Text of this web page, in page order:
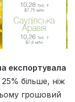
експортувала
більше, ніж
грошовий